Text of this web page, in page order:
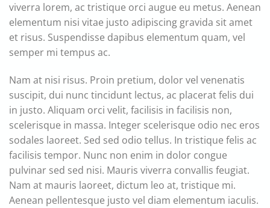
viverra lorem, ac tristique orci augue eu metus. Aenean
elementum nisi vitae justo adipiscing gravida sit amet
et risus. Suspendisse dapibus elementum quam, vel
semper mi tempus ac.
Nam at nisi risus. Proin pretium, dolor vel venenatis
suscipit, dui nunc tincidunt lectus, ac placerat felis dui
in justo. Aliquam orci velit, facilisis in facilisis non,
scelerisque in massa. Integer scelerisque odio nec eros
sodales laoreet. Sed sed odio tellus. In tristique felis ac
facilisis tempor. Nunc non enim in dolor congue
pulvinar sed sed nisi. Mauris viverra convallis feugiat.
Nam at mauris laoreet, dictum leo at, tristique mi.
Aenean pellentesque justo vel diam elementum iaculis.